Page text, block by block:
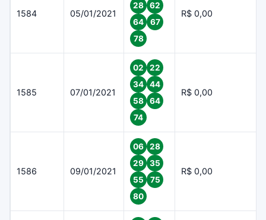
1584 05/01/2021
28
62
64
67
78
R$ 0,00
1585 07/01/2021
02
22
34
44
58
64
74
R$ 0,00
1586 09/01/2021
06
28
29
35
55
75
80
R$ 0,00